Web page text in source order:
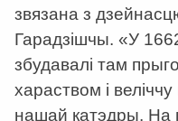
звязана з
Гарадзішчы. «У
збудавалі там
хараством і
нашай катэдры. На